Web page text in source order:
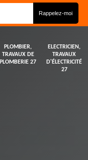
PLOMBIER,
TRAVAUX DE
PLOMBERIE 27
ELECTRICIEN,
TRAVAUX
D'ÉLECTRICITÉ
27